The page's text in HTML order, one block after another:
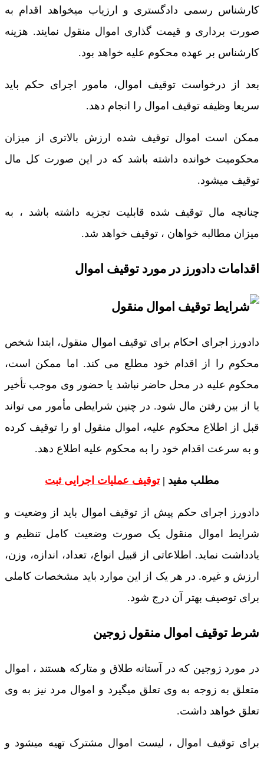
کارشناس رسمی دادگستری و ارزیاب میخواهد اقدام به
صورت برداری و قیمت گذاری اموال منقول نمایند. هزینه
کارشناس بر عهده محکوم علیه خواهد بود.
بعد از درخواست توقیف اموال، مامور اجرای حکم باید
سریعا وظیفه توقیف اموال را انجام دهد.
ممکن است اموال توقیف شده ارزش بالاتری از میزان
محکومیت خوانده داشته باشد که در این صورت کل مال
توقیف میشود.
چنانچه مال توقیف شده قابلیت تجزیه داشته باشد ، به
میزان مطالبه خواهان ، توقیف خواهد شد.
اقدامات دادورز در مورد توقیف اموال
دادورز اجرای احکام برای توقیف اموال منقول، ابتدا شخص
محکوم را از اقدام خود مطلع می کند. اما ممکن است،
محکوم علیه در محل حاضر نباشد یا حضور وی موجب تأخیر
یا از بین رفتن مال شود. در چنین شرایطی مأمور می تواند
قبل از اطلاع محکوم علیه، اموال منقول او را توقیف کرده
و به سرعت اقدام خود را به محکوم علیه اطلاع دهد.
مطلب مفید |توقیف عملیات اجرایی ثبت
دادورز اجرای حکم پیش از توقیف اموال باید از وضعیت و
شرایط اموال منقول یک صورت وضعیت کامل تنظیم و
یادداشت نماید. اطلاعاتی از قبیل انواع، تعداد، اندازه، وزن،
ارزش و غیره. در هر یک از این موارد باید مشخصات کاملی
برای توصیف بهتر آن درج شود.
شرط توقیف اموال منقول زوجین
در مورد زوجین که در آستانه طلاق و متارکه هستند ، اموال
متعلق به زوجه به وی تعلق میگیرد و اموال مرد نیز به وی
تعلق خواهد داشت.
برای توقیف اموال ، لیست اموال مشترک تهیه میشود و